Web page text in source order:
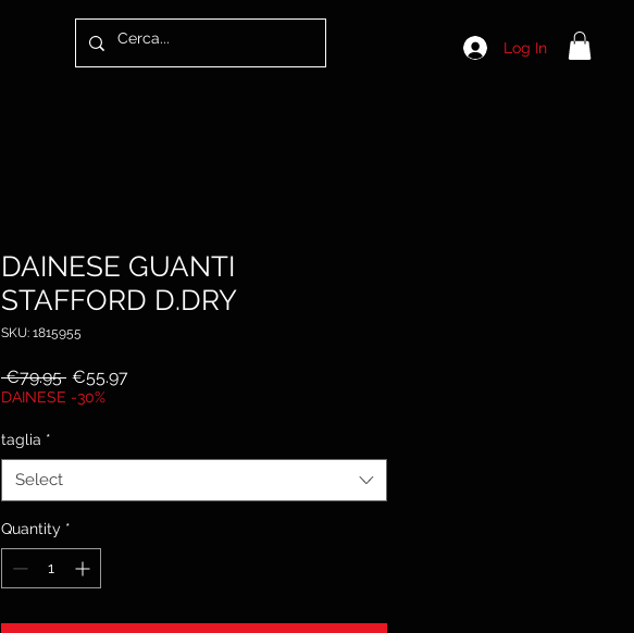
Log In
DAINESE GUANTI
STAFFORD D.DRY
SKU: 1815955
€79.95 Regular
Price
€55.97Sale
DAINESE -30%
taglia *
Select
Quantity *